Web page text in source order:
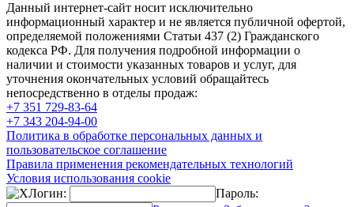
Данный интернет-сайт носит исключительно
информационный характер и не является публичной офертой,
определяемой положениями Статьи 437 (2) Гражданского
кодекса РФ. Для получения подробной информации о
наличии и стоимости указанных товаров и услуг, для
уточнения окончательных условий обращайтесь
непосредственно в отделы продаж:
+7 351 729-83-64
+7 343 204-94-00
Политика в обработке персональных данных и
пользовательское соглашение
Правила применения рекомендательных технологий
Условия использования cookie
Логин:
Пароль: